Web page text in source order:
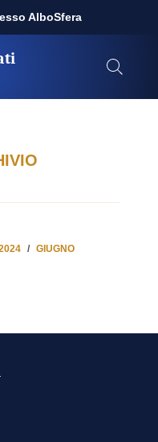
AlboSfera
GIUGNO